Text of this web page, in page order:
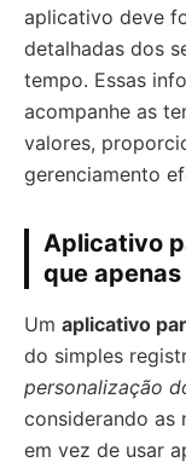
aplicativo deve
detalhadas dos
tempo. Essas
acompanhe as
valores,
gerenciamento
Aplicativo
que
Um aplicativo
do simples
personalização
considerando as
em vez de usar